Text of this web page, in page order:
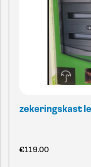
zekeringskast
€119.00